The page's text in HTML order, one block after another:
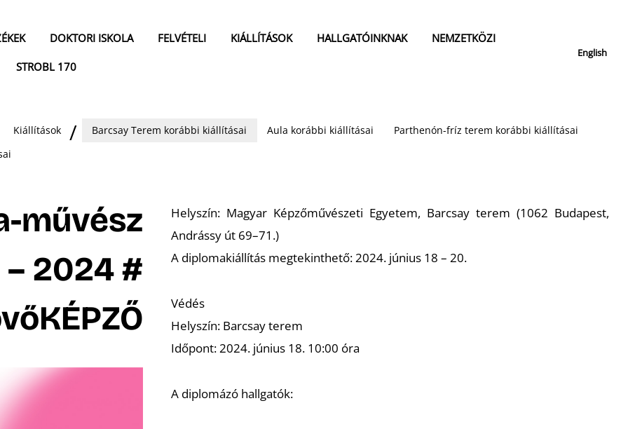
DOKTORI ISKOLA FELVÉTELI KIÁLLÍTÁSOK HALLGATÓINKNAK
NEMZETKÖZI
STROBL 170
English
Kiállítások Barcsay Terem korábbi kiállításai Aula korábbi kiállításai
Parthenón-fríz terem korábbi kiállításai
művész
2024 #
Helyszín: Magyar Képzőművészeti Egyetem, Barcsay terem (1062 Budapest,
Andrássy út 69–71.)
A diplomakiállítás megtekinthető: 2024. június 18 – 20.
Védés
Helyszín: Barcsay terem
Időpont: 2024. június 18. 10:00 óra
A diplomázó hallgatók: